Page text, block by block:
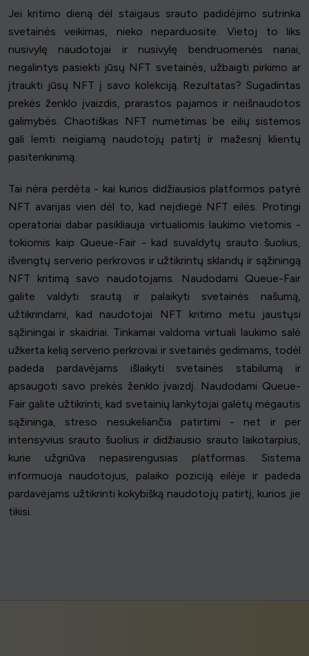
Jei kritimo dieną dėl staigaus srauto padidėjimo sutrinka
svetainės veikimas, nieko neparduosite. Vietoj to liks
nusivylę naudotojai ir nusivylę bendruomenės nariai,
negalintys pasiekti jūsų NFT svetainės, užbaigti pirkimo ar
įtraukti jūsų NFT į savo kolekciją. Rezultatas? Sugadintas
prekės ženklo įvaizdis, prarastos pajamos ir neišnaudotos
galimybės. Chaotiškas NFT numetimas be eilių sistemos
gali lemti neigiamą naudotojų patirtį ir mažesnį klientų
pasitenkinimą.
Tai nėra perdėta - kai kurios didžiausios platformos patyrė
NFT avarijas vien dėl to, kad neįdiegė NFT eilės. Protingi
operatoriai dabar pasikliauja virtualiomis laukimo vietomis -
tokiomis kaip Queue-Fair - kad suvaldytų srauto šuolius,
išvengtų serverio perkrovos ir užtikrintų sklandų ir sąžiningą
NFT kritimą savo naudotojams. Naudodami Queue-Fair
galite valdyti srautą ir palaikyti svetainės našumą,
užtikrindami, kad naudotojai NFT kritimo metu jaustųsi
sąžiningai ir skaidriai. Tinkamai valdoma virtuali laukimo salė
užkerta kelią serverio perkrovai ir svetainės gedimams, todėl
padeda pardavėjams išlaikyti svetainės stabilumą ir
apsaugoti savo prekės ženklo įvaizdį. Naudodami Queue-
Fair galite užtikrinti, kad svetainių lankytojai galėtų mėgautis
sąžininga, streso nesukeliančia patirtimi - net ir per
intensyvius srauto šuolius ir didžiausio srauto laikotarpius,
kurie užgriūva nepasirengusias platformas. Sistema
informuoja naudotojus, palaiko poziciją eilėje ir padeda
pardavėjams užtikrinti kokybišką naudotojų patirtį, kurios jie
tikisi.